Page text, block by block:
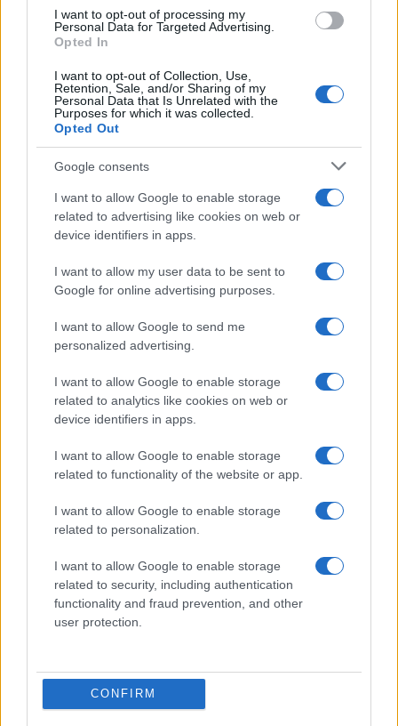
I want to opt-out of processing my
Personal Data for Targeted Advertising.
Opted In
I want to opt-out of Collection, Use,
Retention, Sale, and/or Sharing of my
Personal Data that Is Unrelated with the
Purposes for which it was collected.
Opted Out
Google consents
I want to allow Google to enable storage
related to advertising like cookies on web or
device identifiers in apps.
I want to allow my user data to be sent to
Google for online advertising purposes.
I want to allow Google to send me
personalized advertising.
I want to allow Google to enable storage
related to analytics like cookies on web or
device identifiers in apps.
I want to allow Google to enable storage
related to functionality of the website or app.
I want to allow Google to enable storage
related to personalization.
I want to allow Google to enable storage
related to security, including authentication
functionality and fraud prevention, and other
user protection.
CONFIRM
πέταξε το νεογέννητο σε
σκουπιδοτενεκέ στην Πετρούπολη
νεογέννητο και το έδωσε στη γιαγιά να το
πετάξει στον κάδο σκουπιδιών στην
Πετρούπολη
ΕΛΛΑΔΑ
27/02/2018 - 20:47
Δολοφονία βρέφους-Πετρούπολη: Αυτός
είναι ο άνδρας που πέταξε το
Το βίντεο-ντοκουμέντο από κάμερα
που μετέφερε το μωράκι μέσα σε σακούλα
σκουπιδιών